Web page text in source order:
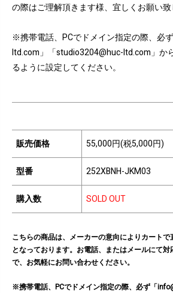
の際はご理解頂きます様、宜しくお願い致
※携帯電話、PCでドメイン指定の際、必
ltd.com」「studio3204@huc-ltd.com」か
るように設定してください。
販売価格 55,000円(税5,000円)
型番 252XBNH-JKM03
購入数 SOLD OUT
こちらの商品は、メーカーの意向によりカート
となっております。お電話、またはメールにて
で、お気軽にお問い合わせください。
※携帯電話、PCでドメイン指定の際、必ず「